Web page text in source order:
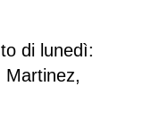
di lunedì:
Martinez,